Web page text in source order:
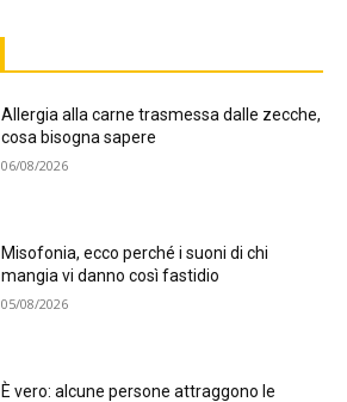
Allergia alla carne trasmessa dalle zecche,
cosa bisogna sapere
06/08/2026
Misofonia, ecco perché i suoni di chi
mangia vi danno così fastidio
05/08/2026
È vero: alcune persone attraggono le